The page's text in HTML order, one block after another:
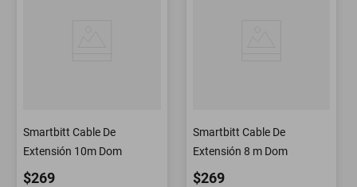
Smartbitt Cable De
Extensión 10m Dom
$269
Smartbitt Cable De
Extensión 8 m Dom
$269